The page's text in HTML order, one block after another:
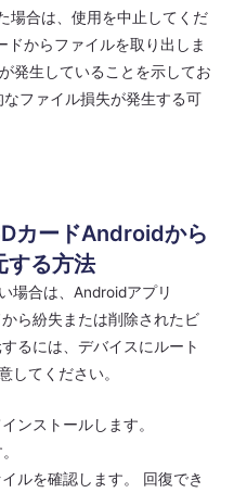
場合は、使用を中止してくだ
ドからファイルを取り出しま
発生していることを示してお
ファイル損失が発生する可
カードAndroidから
する方法
場合は、Androidアプリ
ら紛失または削除されたビ
るには、デバイスにルート
してください。
ンストールします。
ルを確認します。 回復でき